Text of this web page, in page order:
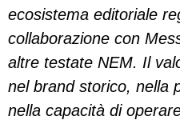
ecosistema editoriale
collaborazione con
altre testate NEM. Il
nel brand storico, nella
nella capacità di